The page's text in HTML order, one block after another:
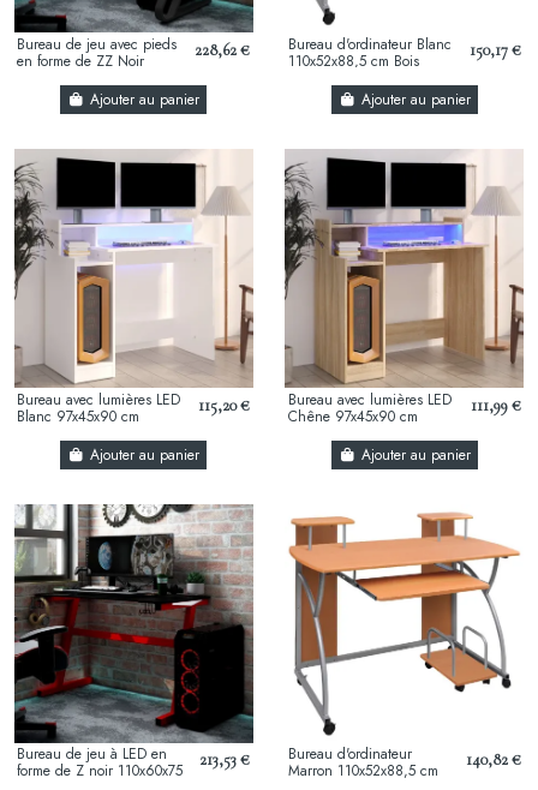
Bureau de jeu avec pieds
en forme de ZZ Noir
228,62 €
Ajouter au panier
Bureau d'ordinateur Blanc
110x52x88,5 cm Bois
150,17 €
Ajouter au panier
Bureau avec lumières LED
Blanc 97x45x90 cm
115,20 €
Ajouter au panier
Bureau avec lumières LED
Chêne 97x45x90 cm
111,99 €
Ajouter au panier
Bureau de jeu à LED en
forme de Z noir 110x60x75
213,53 € Bureau d'ordinateur
Marron 110x52x88,5 cm
140,82 €